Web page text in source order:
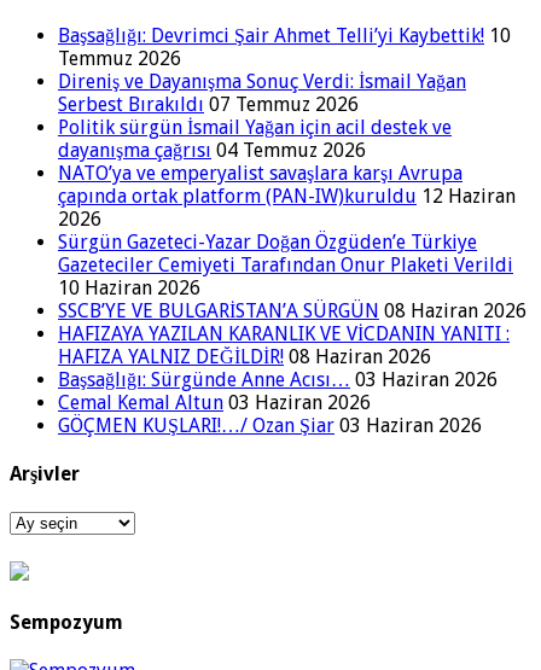
Başsağlığı: Devrimci Şair Ahmet Telli’yi Kaybettik! 10
Temmuz 2026
Direniş ve Dayanışma Sonuç Verdi: İsmail Yağan
Serbest Bırakıldı 07 Temmuz 2026
Politik sürgün İsmail Yağan için acil destek ve
dayanışma çağrısı 04 Temmuz 2026
NATO’ya ve emperyalist savaşlara karşı Avrupa
çapında ortak platform (PAN-IW)kuruldu 12 Haziran
2026
Sürgün Gazeteci-Yazar Doğan Özgüden’e Türkiye
Gazeteciler Cemiyeti Tarafından Onur Plaketi Verildi
10 Haziran 2026
SSCB’YE VE BULGARİSTAN’A SÜRGÜN 08 Haziran 2026
HAFIZAYA YAZILAN KARANLIK VE VİCDANIN YANITI :
HAFIZA YALNIZ DEĞİLDİR! 08 Haziran 2026
Başsağlığı: Sürgünde Anne Acısı… 03 Haziran 2026
Cemal Kemal Altun 03 Haziran 2026
GÖÇMEN KUŞLARI!…/ Ozan Şiar 03 Haziran 2026
Arşivler
Arşivler
Sempozyum